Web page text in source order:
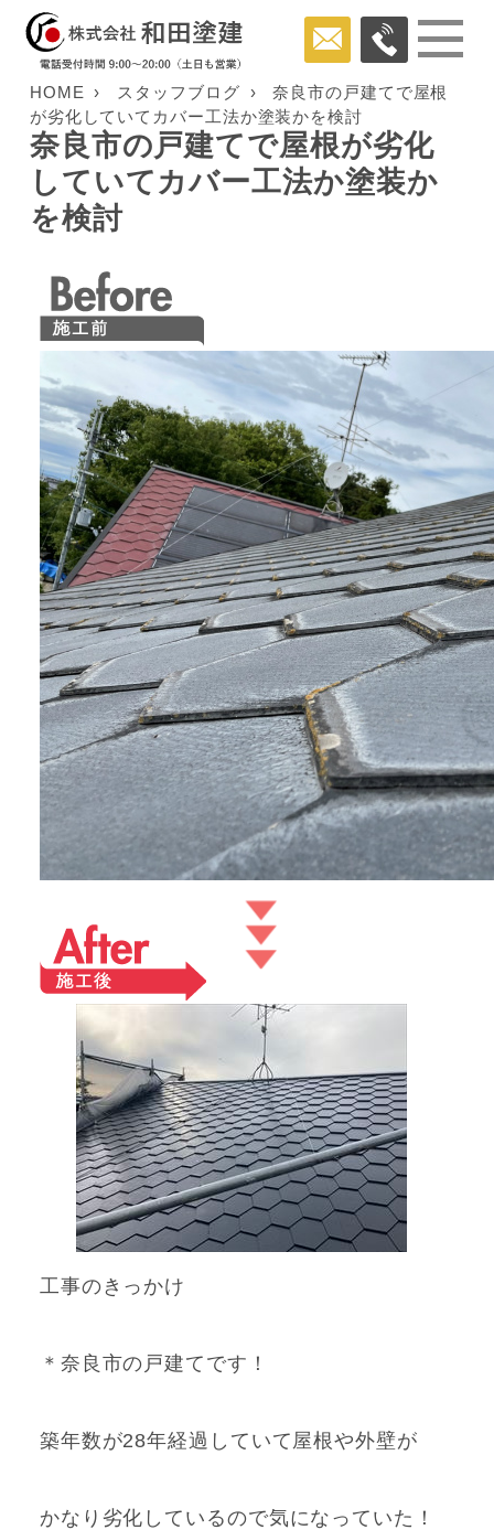
HOME スタッフブログ
奈良市の戸建てで屋根
が劣化していてカバー工法か塗装かを検討
奈良市の戸建てで屋根が劣化
していてカバー工法か塗装か
を検討
工事のきっかけ
＊奈良市の戸建てです！
築年数が28年経過していて屋根や外壁が
かなり劣化しているので気になっていた！